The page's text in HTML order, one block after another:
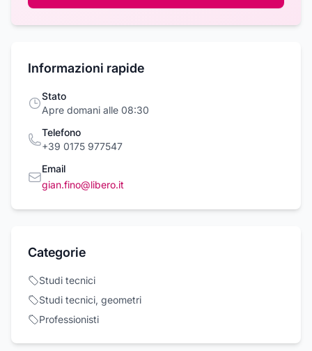
Informazioni rapide
Stato
Apre domani alle 08:30
Telefono
+39 0175 977547
Email
gian.fino@libero.it
Categorie
Studi tecnici
Studi tecnici, geometri
Professionisti